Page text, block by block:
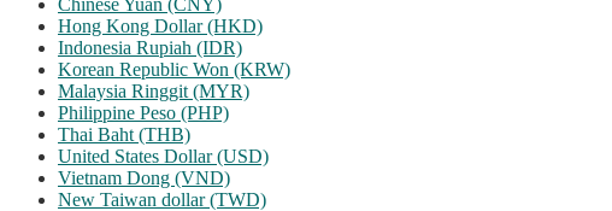
Chinese Yuan (CNY)
Hong Kong Dollar (HKD)
Indonesia Rupiah (IDR)
Korean Republic Won (KRW)
Malaysia Ringgit (MYR)
Philippine Peso (PHP)
Thai Baht (THB)
United States Dollar (USD)
Vietnam Dong (VND)
New Taiwan dollar (TWD)